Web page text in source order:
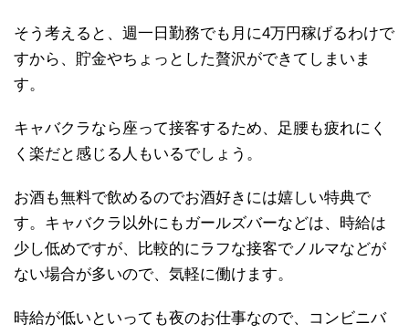
そう考えると、週一日勤務でも月に4万円稼げるわけで
すから、貯金やちょっとした贅沢ができてしまいま
す。
キャバクラなら座って接客するため、足腰も疲れにく
く楽だと感じる人もいるでしょう。
お酒も無料で飲めるのでお酒好きには嬉しい特典で
す。キャバクラ以外にもガールズバーなどは、時給は
少し低めですが、比較的にラフな接客でノルマなどが
ない場合が多いので、気軽に働けます。
時給が低いといっても夜のお仕事なので、コンビニバ